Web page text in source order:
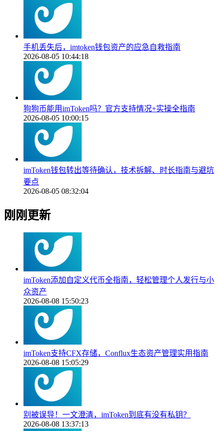
手机丢失后，imtoken钱包资产的应急自救指南
2026-08-05 10:44:18
狗狗币能用imToken吗？官方支持情况+实操全指南
2026-08-05 10:00:15
imToken钱包转出等待确认，技术拆解、时长指南与避坑
要点
2026-08-05 08:32:04
刚刚更新
imToken添加自定义代币全指南，轻松管理个人发行与小
众资产
2026-08-08 15:50:23
imToken支持CFX存储，Conflux生态资产管理实用指南
2026-08-08 15:05:29
别被误导！一文澄清，imToken到底有没有私钥？
2026-08-08 13:37:13